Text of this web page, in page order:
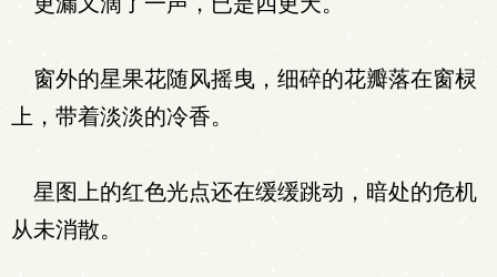
窗外的星果花随风摇曳，细碎的花瓣落在窗棂
上，带着淡淡的冷香。
星图上的红色光点还在缓缓跳动，暗处的危机
从未消散。